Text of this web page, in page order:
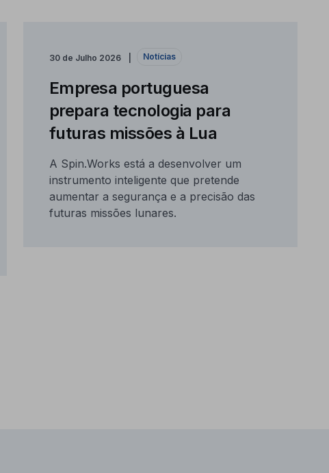
30 de Julho 2026 Notícias
Empresa portuguesa
prepara tecnologia para
futuras missões à Lua
A Spin.Works está a desenvolver um
instrumento inteligente que pretende
aumentar a segurança e a precisão das
futuras missões lunares.